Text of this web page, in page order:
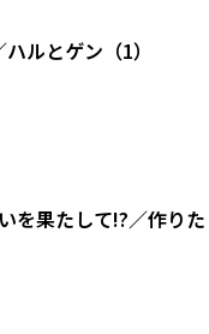
ルとゲン（1）
を果たして!?／作りた